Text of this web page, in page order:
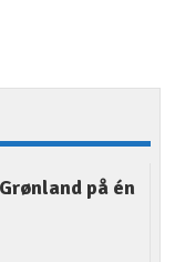
på én